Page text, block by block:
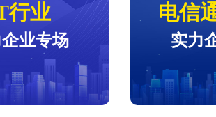
行业
业专场
电信
实力